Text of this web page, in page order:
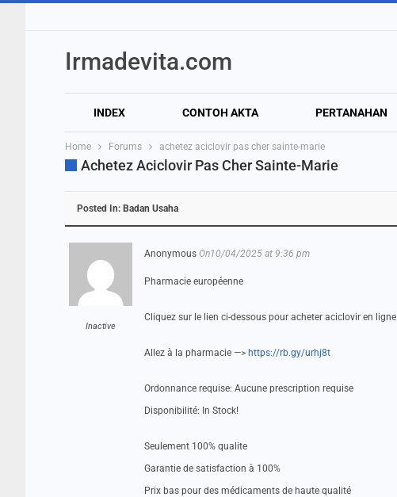
Irmadevita.com
INDEX CONTOH AKTA PERTANAHAN
Home Forums achetez aciclovir pas cher sainte-marie
Achetez Aciclovir Pas Cher Sainte-Marie
Posted In: Badan Usaha
Inactive
Anonymous On10/04/2025 at 9:36 pm
Pharmacie européenne
Cliquez sur le lien ci-dessous pour acheter aciclovir en ligne
Allez à la pharmacie —> https://rb.gy/urhj8t
Ordonnance requise: Aucune prescription requise
Disponibilité: In Stock!
Seulement 100% qualite
Garantie de satisfaction à 100%
Prix bas pour des médicaments de haute qualité